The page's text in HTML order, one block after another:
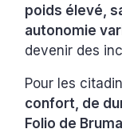
poids élevé,
autonomie
devenir des
Pour les
confort, de
Folio de